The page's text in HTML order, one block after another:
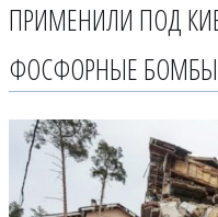
ПРИМЕНИЛИ ПОД
ФОСФОРНЫЕ БОМБЫ